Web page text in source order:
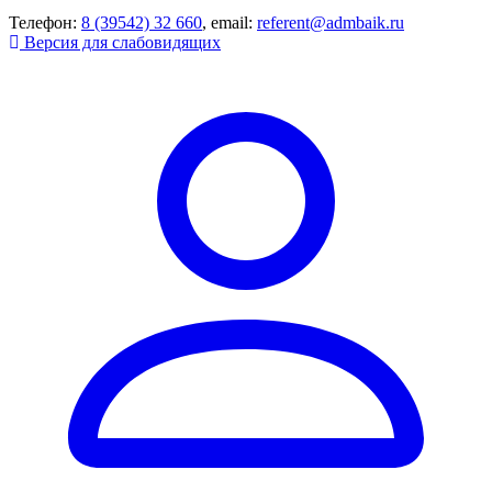
Телефон: 8 (39542) 32 660, email: referent@admbaik.ru
Версия для слабовидящих